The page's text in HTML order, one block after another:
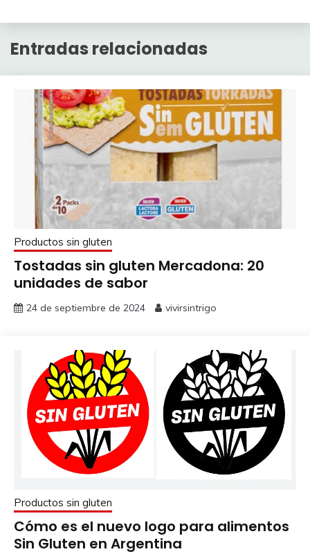
Entradas relacionadas
Productos sin gluten
Tostadas sin gluten Mercadona: 20
unidades de sabor
24 de septiembre de 2024 vivirsintrigo
Productos sin gluten
Cómo es el nuevo logo para alimentos
Sin Gluten en Argentina